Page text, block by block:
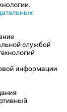
службой
информации